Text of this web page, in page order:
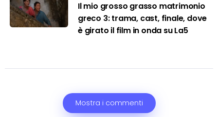
Il mio grosso grasso matrimonio
greco 3: trama, cast, finale, dove
è girato il film in onda su La5
Mostra i commenti